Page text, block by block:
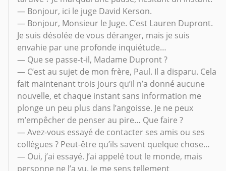
— Bonjour, ici le juge David Kerson.
— Bonjour, Monsieur le Juge. C’est Lauren Dupront.
Je suis désolée de vous déranger, mais je suis
envahie par une profonde inquiétude…
— Que se passe-t-il, Madame Dupront ?
— C’est au sujet de mon frère, Paul. Il a disparu. Cela
fait maintenant trois jours qu’il n’a donné aucune
nouvelle, et chaque instant sans information me
plonge un peu plus dans l’angoisse. Je ne peux
m’empêcher de penser au pire… Que faire ?
— Avez-vous essayé de contacter ses amis ou ses
collègues ? Peut-être qu’ils savent quelque chose…
— Oui, j’ai essayé. J’ai appelé tout le monde, mais
personne ne l’a vu. Je me sens tellement